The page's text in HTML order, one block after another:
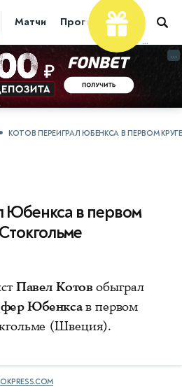
Матчи Прогнозы Новости
...
...
КОТОВ ПЕРЕИГРАЛ ЮБЕНКСА В ПЕРВОМ
Юбенкса в первом
Павел Котов обыграл
Юбенксав первом
(Швеция).